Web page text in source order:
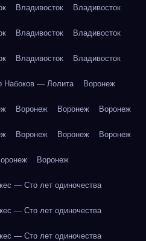
Владивосток Владивосток
Владивосток Владивосток
Владивосток Владивосток
Набоков — Лолита Воронеж
Воронеж Воронеж Воронеж
Воронеж Воронеж Воронеж
Воронеж
— Сто лет одиночества
— Сто лет одиночества
— Сто лет одиночества